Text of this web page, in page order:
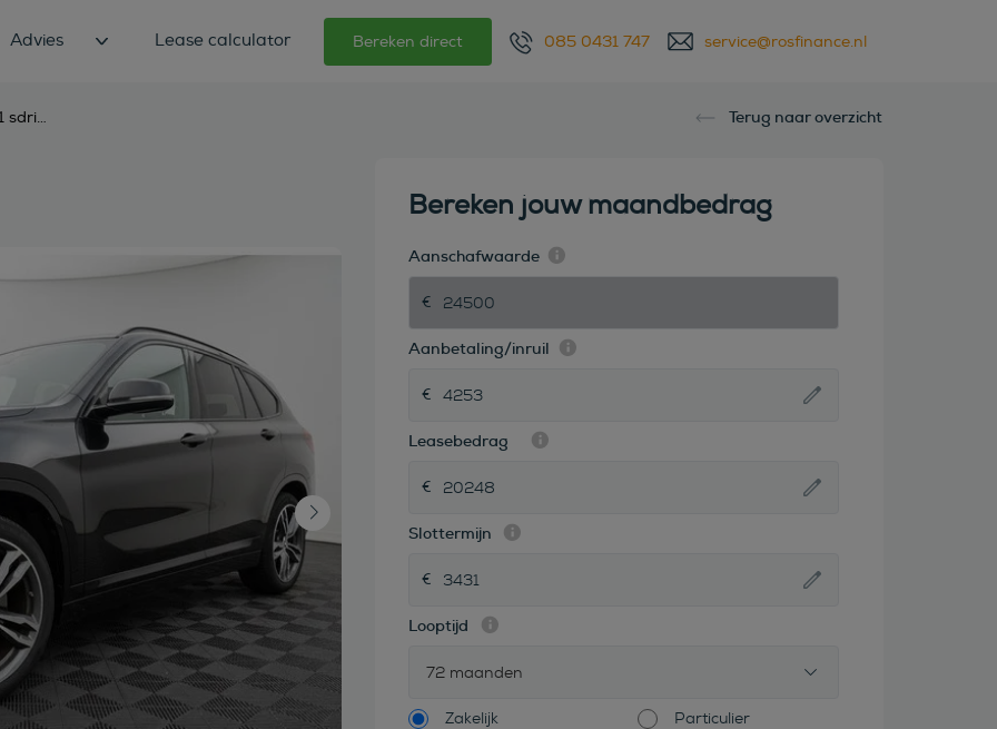
Advies Lease calculator Bereken direct 085 0431 747 service@rosfinance.nl
bmw x1 sdrive20i 192pk executive, Terug naar overzicht
Bereken jouw maandbedrag
Aanschafwaarde
Aanbetaling/inruil
Leasebedrag
Slottermijn
Looptijd
72 maanden
Zakelijk Particulier